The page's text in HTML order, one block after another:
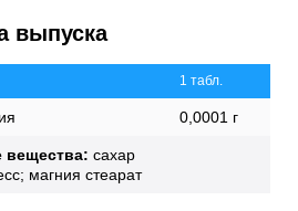
эндокринной
выпуска
1 табл.
0,0001 г
вещества: сахар
магния стеарат